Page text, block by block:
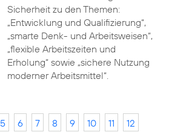
Sicherheit zu den Themen:
„Entwicklung und Qualifizierung“,
„smarte Denk- und Arbeitsweisen“,
„flexible Arbeitszeiten und
Erholung“ sowie „sichere Nutzung
moderner Arbeitsmittel“.
5 6 7 8 9 10 11
12